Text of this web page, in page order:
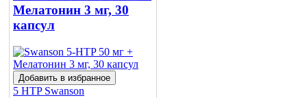
Мелатонин 3 мг, 30
капсул
Добавить в избранное
5 HTP Swanson